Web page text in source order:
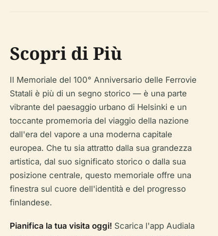
Scopri di Più
Il Memoriale del 100° Anniversario delle Ferrovie
Statali è più di un segno storico — è una parte
vibrante del paesaggio urbano di Helsinki e un
toccante promemoria del viaggio della nazione
dall'era del vapore a una moderna capitale
europea. Che tu sia attratto dalla sua grandezza
artistica, dal suo significato storico o dalla sua
posizione centrale, questo memoriale offre una
finestra sul cuore dell'identità e del progresso
finlandese.
Pianifica la tua visita oggi! Scarica l'app Audiala